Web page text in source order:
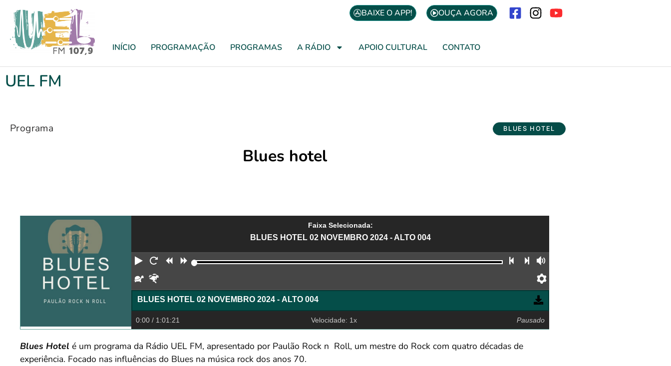
BAIXE O APP! OUÇA AGORA
INÍCIO PROGRAMAÇÃO PROGRAMAS A RÁDIO APOIO CULTURAL CONTATO
UEL FM
Programa BLUES HOTEL
Blues hotel
Faixa Selecionada:
BLUES HOTEL 02 NOVEMBRO 2024 - ALTO 004
Reproduzir
Reiniciar
Retroceder
Avançar Faixa anterior
Próxima faixa
Devagar
Preferências
BLUES HOTEL 02 NOVEMBRO 2024 - ALTO 004
0:00 / 1:01:21 Velocidade: 1x Pausado
Blues Hotel é um programa da Rádio UEL FM, apresentado por Paulão Rock n Roll, um mestre do Rock com quatro décadas de
experiência. Focado nas influências do Blues na música rock dos anos 70.